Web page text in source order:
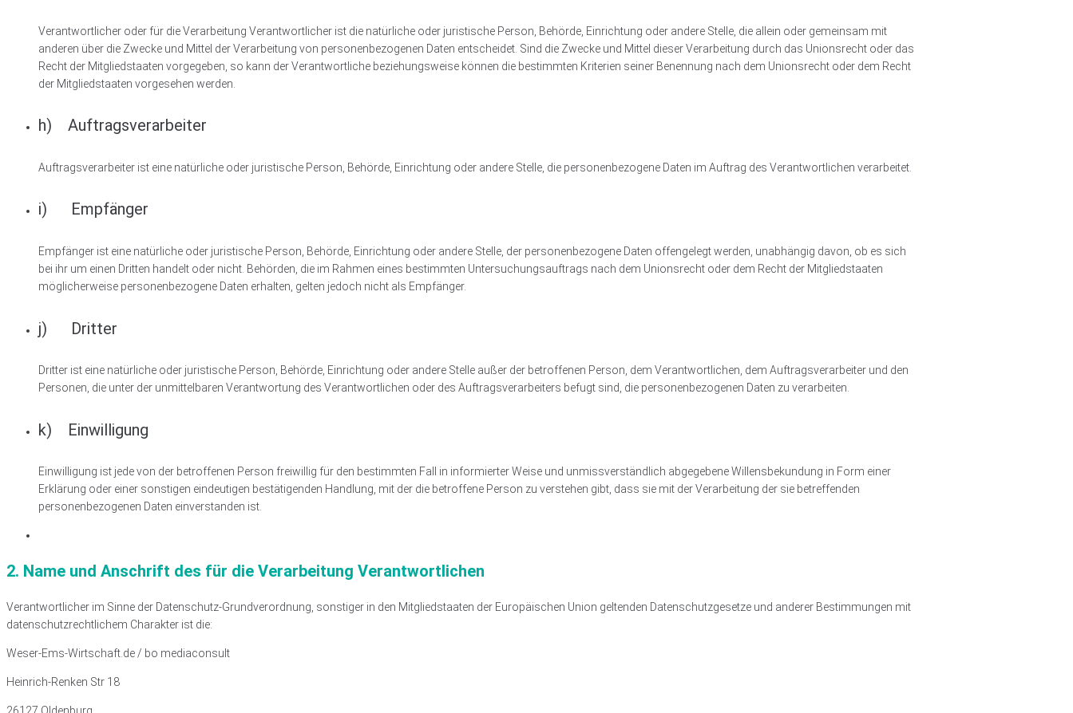
Verantwortlicher oder für die Verarbeitung Verantwortlicher ist die natürliche oder juristische Person, Behörde, Einrichtung oder andere Stelle, die allein oder gemeinsam mit
anderen über die Zwecke und Mittel der Verarbeitung von personenbezogenen Daten entscheidet. Sind die Zwecke und Mittel dieser Verarbeitung durch das Unionsrecht oder das
Recht der Mitgliedstaaten vorgegeben, so kann der Verantwortliche beziehungsweise können die bestimmten Kriterien seiner Benennung nach dem Unionsrecht oder dem Recht
der Mitgliedstaaten vorgesehen werden.
h) Auftragsverarbeiter
Auftragsverarbeiter ist eine natürliche oder juristische Person, Behörde, Einrichtung oder andere Stelle, die personenbezogene Daten im Auftrag des Verantwortlichen verarbeitet.
i) Empfänger
Empfänger ist eine natürliche oder juristische Person, Behörde, Einrichtung oder andere Stelle, der personenbezogene Daten offengelegt werden, unabhängig davon, ob es sich
bei ihr um einen Dritten handelt oder nicht. Behörden, die im Rahmen eines bestimmten Untersuchungsauftrags nach dem Unionsrecht oder dem Recht der Mitgliedstaaten
möglicherweise personenbezogene Daten erhalten, gelten jedoch nicht als Empfänger.
j) Dritter
Dritter ist eine natürliche oder juristische Person, Behörde, Einrichtung oder andere Stelle außer der betroffenen Person, dem Verantwortlichen, dem Auftragsverarbeiter und den
Personen, die unter der unmittelbaren Verantwortung des Verantwortlichen oder des Auftragsverarbeiters befugt sind, die personenbezogenen Daten zu verarbeiten.
k) Einwilligung
Einwilligung ist jede von der betroffenen Person freiwillig für den bestimmten Fall in informierter Weise und unmissverständlich abgegebene Willensbekundung in Form einer
Erklärung oder einer sonstigen eindeutigen bestätigenden Handlung, mit der die betroffene Person zu verstehen gibt, dass sie mit der Verarbeitung der sie betreffenden
personenbezogenen Daten einverstanden ist.
2. Name und Anschrift des für die Verarbeitung Verantwortlichen
Verantwortlicher im Sinne der Datenschutz-Grundverordnung, sonstiger in den Mitgliedstaaten der Europäischen Union geltenden Datenschutzgesetze und anderer Bestimmungen mit
datenschutzrechtlichem Charakter ist die:
Weser-Ems-Wirtschaft.de / bo mediaconsult
Heinrich-Renken Str 18